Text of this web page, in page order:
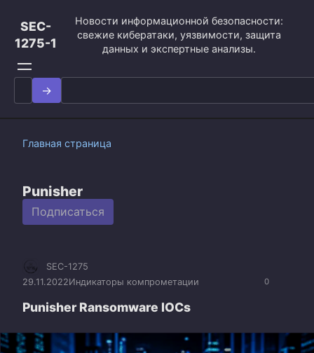
контенту
SEC-
1275-1
Новости информационной безопасности:
свежие кибератаки, уязвимости, защита
данных и экспертные анализы.
Search
for:
Главная страница
Punisher
Подписаться
0
SEC-1275
29.11.2022Индикаторы компрометации
Punisher Ransomware IOCs